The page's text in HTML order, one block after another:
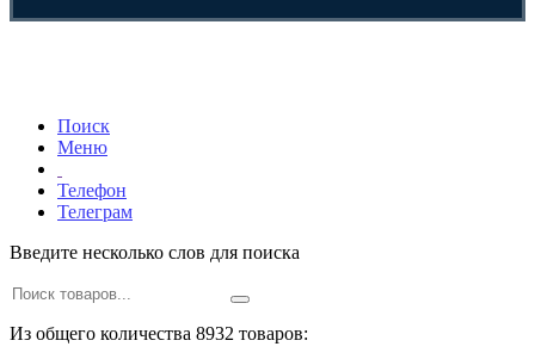
Поиск
Меню
Телефон
Телеграм
Введите несколько слов для поиска
Из общего количества 8932 товаров: